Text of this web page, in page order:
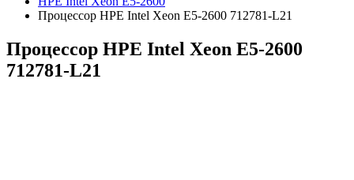
Процессор HPE Intel Xeon E5-2600 712781-L21
Процессор HPE Intel Xeon E5-2600
712781-L21